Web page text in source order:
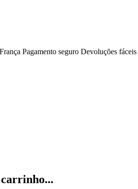
Pagamento seguro Devoluções fáceis